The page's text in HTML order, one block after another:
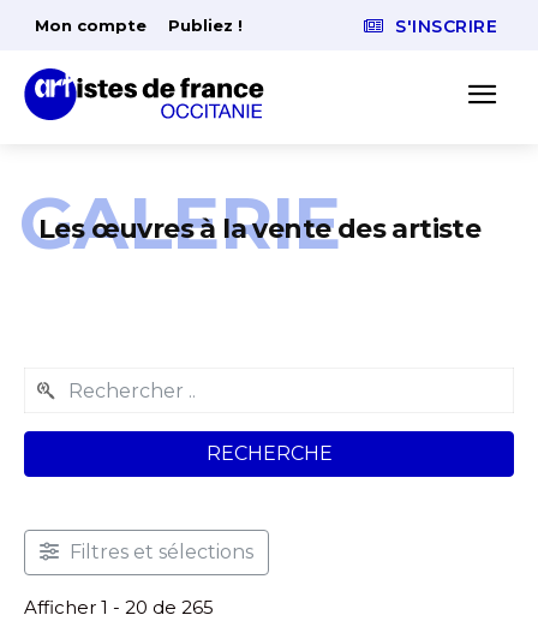
Mon compte Publiez ! S'INSCRIRE
Les œuvres à la vente des artiste
GALERIE
RECHERCHE
Filtres et sélections
Afficher 1 - 20 de 265